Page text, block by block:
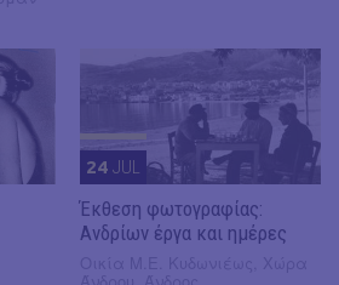
24 JUL
Έκθεση φωτογραφίας:
Ανδρίων έργα και ημέρες